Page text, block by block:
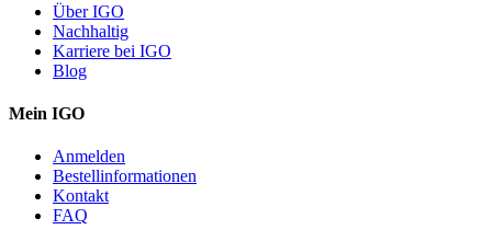
Über IGO
Nachhaltig
Karriere bei IGO
Blog
Mein IGO
Anmelden
Bestellinformationen
Kontakt
FAQ